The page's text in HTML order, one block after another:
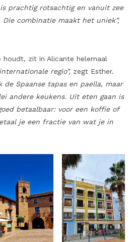
prachtig rotsachtig en vanuit zee
combinatie maakt het uniek”,
houdt, zit in Alicante helemaal
regio”, zegt Esther.
Spaanse tapas en paella, maar
andere keukens. Uit eten gaan is
betaalbaar: voor een koffie of
je een fractie van wat je in